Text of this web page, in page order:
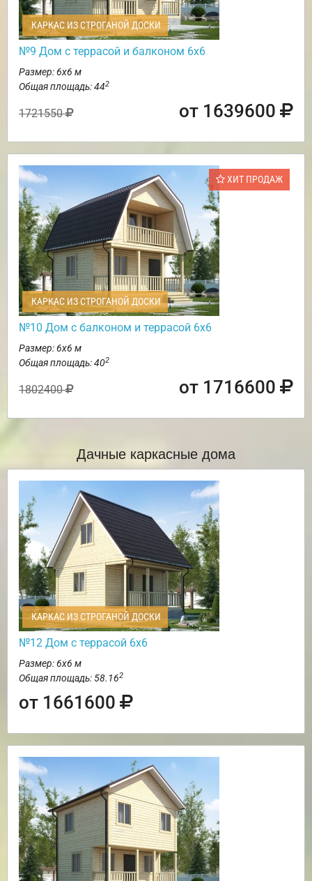
КАРКАС ИЗ СТРОГАНОЙ ДОСКИ
№9 Дом с террасой и балконом 6х6
Размер: 6х6 м
Общая площадь: 442
1721550 от 1639600
ХИТ ПРОДАЖ
КАРКАС ИЗ СТРОГАНОЙ ДОСКИ
№10 Дом с балконом и террасой 6х6
Размер: 6х6 м
Общая площадь: 402
1802400 от 1716600
Дачные каркасные дома
КАРКАС ИЗ СТРОГАНОЙ ДОСКИ
№12 Дом с террасой 6х6
Размер: 6х6 м
Общая площадь: 58.162
от 1661600